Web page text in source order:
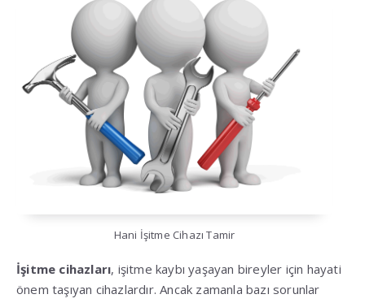
Hani İşitme Cihazı Tamir
İşitme cihazları, işitme kaybı yaşayan bireyler için hayati
önem taşıyan cihazlardır. Ancak zamanla bazı sorunlar